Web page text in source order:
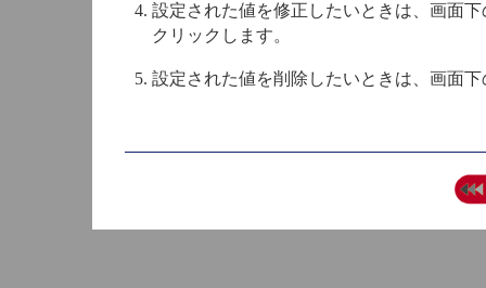
設定された値を修正したいときは、画面
クリックします。
設定された値を削除したいときは、画面